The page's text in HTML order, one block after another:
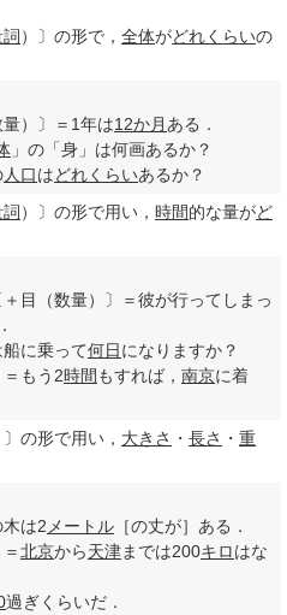
）〕の形で， 全体がどれくらいの
）〕＝1年は12か月 ある．
」の「身」は何画あるか？
人口はどれくらいあるか？
）〕の形で用い， 時間的な量がど
目（数量）〕＝彼が行ってしまっ
に乗って何日になりますか？
もう2時間 もすれば， 南京に着
〕の形で用い， 大きさ ・ 長さ ・ 重
は2 メートル ［の丈が］ある．
北京から天津までは200キロはな
過ぎくらいだ．